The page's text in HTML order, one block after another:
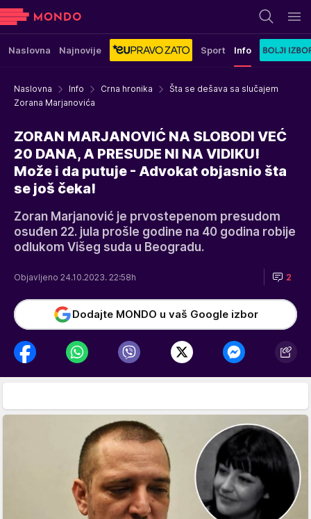
Naslovna Najnovije Sport Info
Naslovna Info Crna hronika
Šta se dešava sa slučajem
Zorana Marjanovića
ZORAN MARJANOVIĆ NA SLOBODI VEĆ
20 DANA, A PRESUDE NI NA VIDIKU!
Može i da putuje - Advokat objasnio šta
se još čeka!
Zoran Marjanović je prvostepenom presudom
osuđen 22. jula prošle godine na 40 godina robije
odlukom Višeg suda u Beogradu.
Objavljeno 24.10.2023. 22:58h 2
Dodajte MONDO u vaš Google izbor